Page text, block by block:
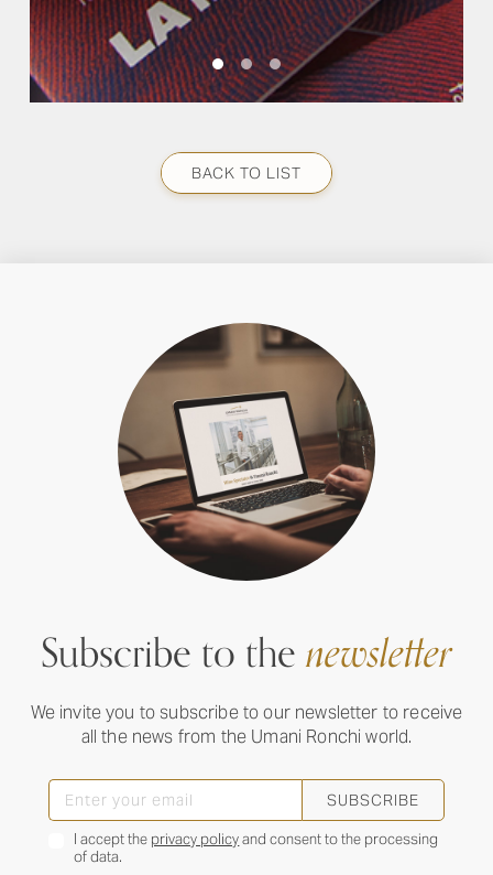
BACK TO LIST
Subscribe to thenewsletter
We invite you to subscribe to our newsletter to receive
all the news from the Umani Ronchi world.
SUBSCRIBE
I accept the privacy policyand consent to the processing
of data.